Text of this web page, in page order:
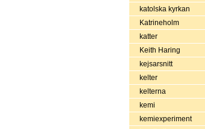
katolska kyrkan
Katrineholm
katter
Keith Haring
kejsarsnitt
kelter
kelterna
kemi
kemiexperiment